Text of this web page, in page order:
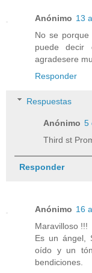
Anónimo 13
No se
puede
agradesere
Responder
Respuestas
Anónimo 5
Third st
Responder
Anónimo 16
Maravilloso !!!
Es un ángel,
oído y un
bendiciones.